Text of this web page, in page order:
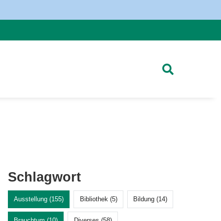
Schlagwort
Ausstellung (155) Bibliothek (5) Bildung (14)